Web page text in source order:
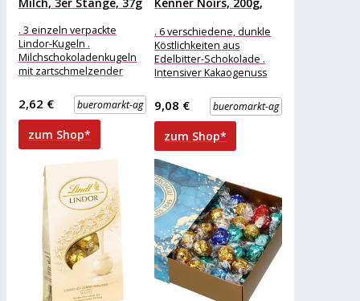
. 3 einzeln verpackte
Lindor-Kugeln .
Milchschokoladenkugeln
mit zartschmelzender
Aufmerksamkeit
Merkmale: Verpackung:
einzeln verpackt
Eigenschaft:
bueromarkt-ag
2,62 €
zum Shop*
. 6 verschiedene, dunkle
Köstlichkeiten aus
Edelbitter-Schokolade .
Intensiver Kakaogenuss
Krokantspezialitäten
Merkmale: Eigenschaft:
ohne Alkohol Ausführung:
bueromarkt-ag
9,08 €
zum Shop*